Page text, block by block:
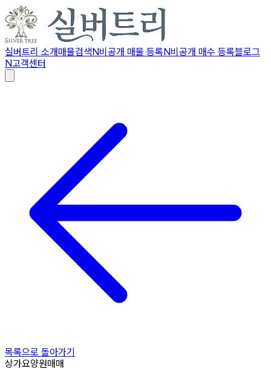
실버트리 소개매물검색N비공개 매물 등록N비공개 매수 등록블로그
N고객센터
목록으로 돌아가기
상가요양원매매